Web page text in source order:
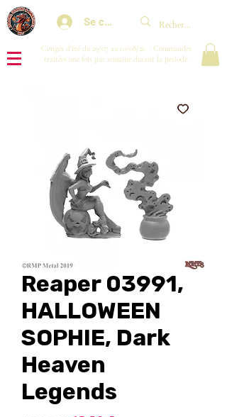
Se connecter
Congés d'été du 29/07 au 10/08/26 : Commandes
traitées une fois par semaine durant la période.
Reaper 03991,
HALLOWEEN
SOPHIE, Dark
Heaven
Legends